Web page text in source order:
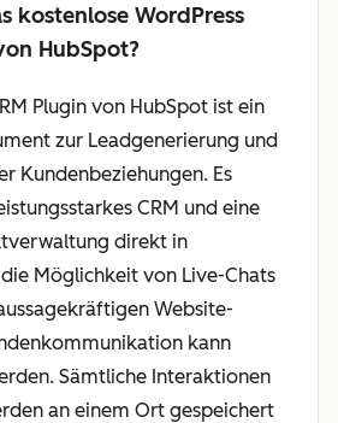
kostenlose WordPress
HubSpot?
Plugin von HubSpot ist ein
zur Leadgenerierung und
Kundenbeziehungen. Es
CRM und eine
direkt in
Möglichkeit von Live-Chats
Website-
kann
Sämtliche Interaktionen
an einem Ort gespeichert